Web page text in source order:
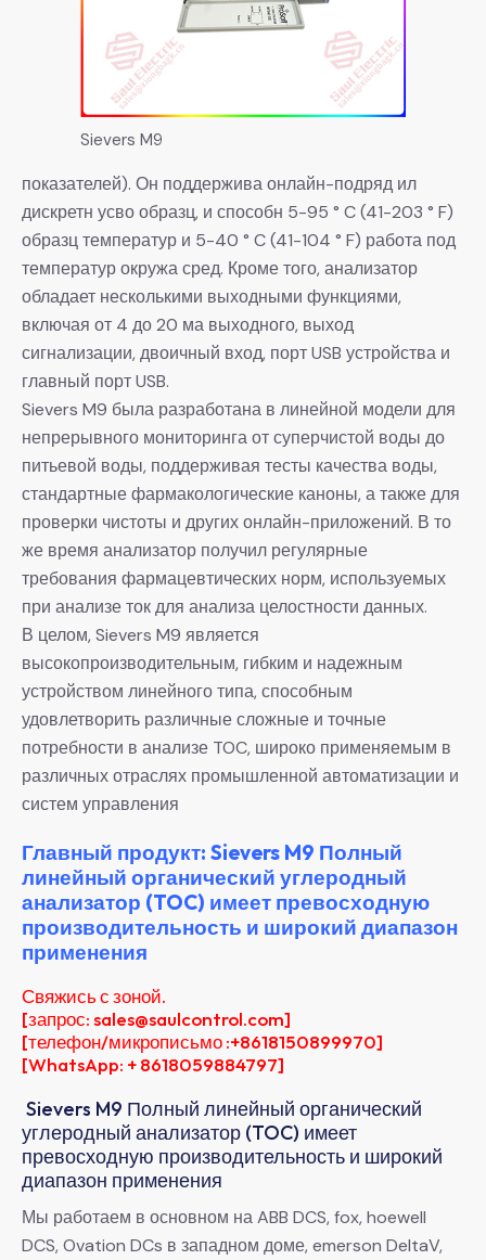
Sievers M9
показателей). Он поддержива онлайн-подряд ил
дискретн усво образц, и способн 5-95 ° C (41-203 ° F)
образц температур и 5-40 ° C (41-104 ° F) работа под
температур окружа сред. Кроме того, анализатор
обладает несколькими выходными функциями,
включая от 4 до 20 ма выходного, выход
сигнализации, двоичный вход, порт USB устройства и
главный порт USB.
Sievers M9 была разработана в линейной модели для
непрерывного мониторинга от суперчистой воды до
питьевой воды, поддерживая тесты качества воды,
стандартные фармакологические каноны, а также для
проверки чистоты и других онлайн-приложений. В то
же время анализатор получил регулярные
требования фармацевтических норм, используемых
при анализе ток для анализа целостности данных.
В целом, Sievers M9 является
высокопроизводительным, гибким и надежным
устройством линейного типа, способным
удовлетворить различные сложные и точные
потребности в анализе TOC, широко применяемым в
различных отраслях промышленной автоматизации и
систем управления
Главный продукт: Sievers M9 Полный
линейный органический углеродный
анализатор (TOC) имеет превосходную
производительность и широкий диапазон
применения
Свяжись с зоной.
[запрос: sales@saulcontrol.com]
[телефон/микрописьмо :+8618150899970]
[WhatsApp: + 8618059884797]
Sievers M9 Полный линейный органический
углеродный анализатор (TOC) имеет
превосходную производительность и широкий
диапазон применения
Мы работаем в основном на ABB DCS, fox, hoewell
DCS, Ovation DCs в западном доме, emerson DeltaV,